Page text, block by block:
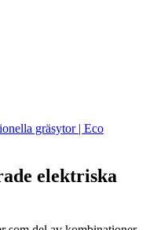
gräsytor | Eco
elektriska